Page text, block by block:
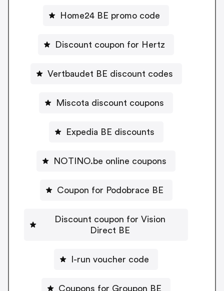
Home24 BE promo code
Discount coupon for Hertz
Vertbaudet BE discount codes
Miscota discount coupons
Expedia BE discounts
NOTINO.be online coupons
Coupon for Podobrace BE
Discount coupon for Vision
Direct BE
I-run voucher code
Coupons for Groupon BE